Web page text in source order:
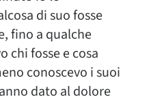
di suo fosse
fino a qualche
chi fosse e cosa
conoscevo i suoi
dato al dolore